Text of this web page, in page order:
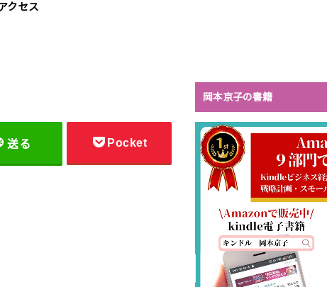
クセス
送る Pocket
岡本京子の書籍